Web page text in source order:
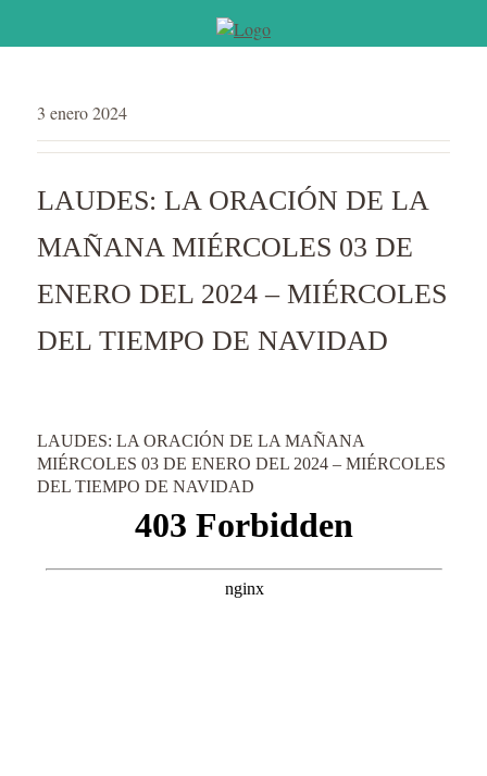
3 enero 2024
LAUDES: LA ORACIÓN DE LA
MAÑANA MIÉRCOLES 03 DE
ENERO DEL 2024 – MIÉRCOLES
DEL TIEMPO DE NAVIDAD
LAUDES: LA ORACIÓN DE LA MAÑANA
MIÉRCOLES 03 DE ENERO DEL 2024 – MIÉRCOLES
DEL TIEMPO DE NAVIDAD